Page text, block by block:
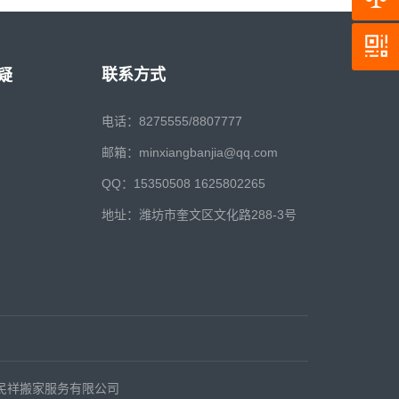
联系方式
电话：8275555/8807777
邮箱：minxiangbanjia@qq.com
QQ：15350508 1625802265
地址：潍坊市奎文区文化路288-3号
搬家服务有限公司